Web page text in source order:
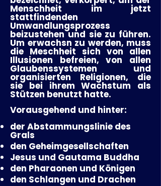
Menschheit im jetzt
stattfindenden
Umwandlungsprozess
beizustehen und sie zu führen.
Um erwachsn zu werden, muss
die Meschheit sich von allen
Illusionen befreien, von allen
Glaubenssystemen und
organisierten Religionen, die
sie bei ihrem Wachstum als
Stützen benutzt hatte.
Vorausgehend und hinter:
der Abstammungslinie des
Grals
den Geheimgesellschaften
Jesus und Gautama Buddha
den Pharaonen und Königen
den Schlangen und Drachen